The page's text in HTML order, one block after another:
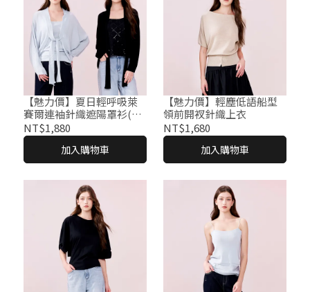
【魅力價】夏日輕呼吸萊
賽爾連袖針織遮陽罩衫(兩
色；F)
NT$1,880
加入購物車
【魅力價】輕塵低語船型
領前開衩針織上衣
NT$1,680
加入購物車